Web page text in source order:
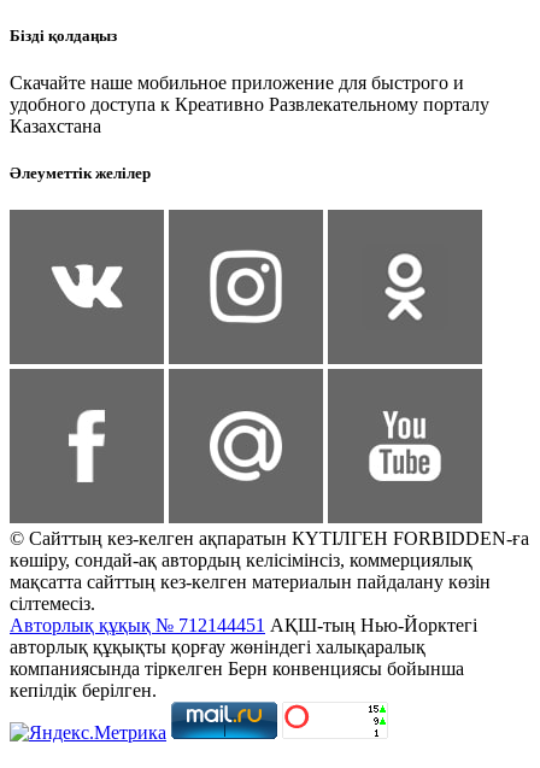
Бізді қолдаңыз
Скачайте наше мобильное приложение для быстрого и
удобного доступа к Креативно Развлекательному порталу
Казахстана
Әлеуметтік желілер
© Сайттың кез-келген ақпаратын КҮТІЛГЕН FORBIDDEN-ға
көшіру, сондай-ақ автордың келісімінсіз, коммерциялық
мақсатта сайттың кез-келген материалын пайдалану көзін
сілтемесіз.
Авторлық құқық № 712144451 АҚШ-тың Нью-Йорктегі
авторлық құқықты қорғау жөніндегі халықаралық
компаниясында тіркелген Берн конвенциясы бойынша
кепілдік берілген.